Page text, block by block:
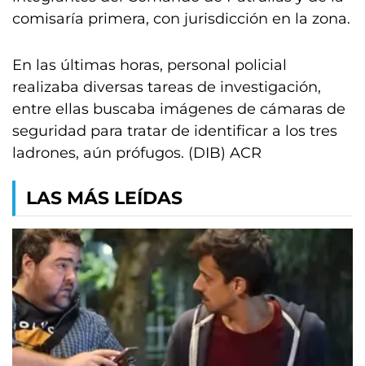
comisaría primera, con jurisdicción en la zona.
En las últimas horas, personal policial
realizaba diversas tareas de investigación,
entre ellas buscaba imágenes de cámaras de
seguridad para tratar de identificar a los tres
ladrones, aún prófugos. (DIB) ACR
LAS MÁS LEÍDAS